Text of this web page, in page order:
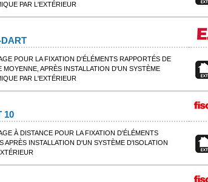
PAR L'EXTÉRIEUR
POUR LA FIXATION D'ÉLÉMENTS RAPPORTÉS DE
MOYENNE, APRÈS INSTALLATION D'UN SYSTÈME
PAR L'EXTÉRIEUR
10
À DISTANCE POUR LA FIXATION D'ÉLÉMENTS
APRÈS INSTALLATION D'UN SYSTÈME D'ISOLATION